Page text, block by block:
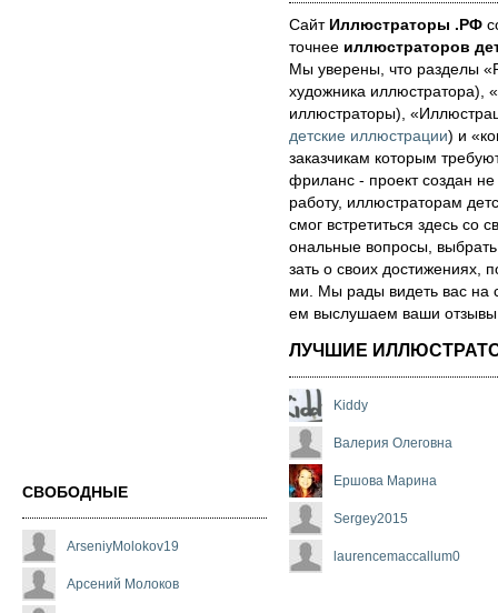
СВОБОДНЫЕ
ArseniyMolokov19
Арсений Молоков
Сайт Иллюстраторы .РФ
точнее иллюстраторов
Мы уве­ре­ны, что раз­де­лы
художника иллюстратора),
иллюстраторы),
детские иллюстрации) и
за­каз­чи­кам которым
фри­ланс - про­ект соз­дан
ра­бо­ту, иллюстраторам
смог встре­тить­ся здесь со
ональ­ные воп­ро­сы,
зать о сво­их
ми. Мы рады ви­деть вас на
ем выс­лу­ша­ем ва­ши от­зы­вы
ЛУЧШИЕ
Kiddy
Валерия Олеговна
Ершова Марина
Sergey2015
laurencemaccallum0